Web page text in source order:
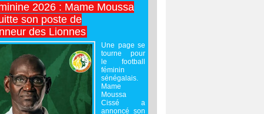
2026 : Mame Moussa
son poste de
des Lionnes
Une page se
tourne pour
le football
féminin
sénégalais.
Mame
Moussa
Cissé a
annoncé son